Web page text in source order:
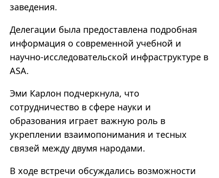
заведения.
Делегации была предоставлена подробная
информация о современной учебной и
научно-исследовательской инфраструктуре в
ASA.
Эми Карлон подчеркнула, что
сотрудничество в сфере науки и
образования играет важную роль в
укреплении взаимопонимания и тесных
связей между двумя народами.
В ходе встречи обсуждались возможности